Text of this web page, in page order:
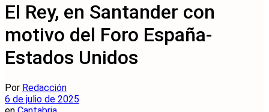
El Rey, en Santander con
motivo del Foro España-
Estados Unidos
Por Redacción
6 de julio de 2025